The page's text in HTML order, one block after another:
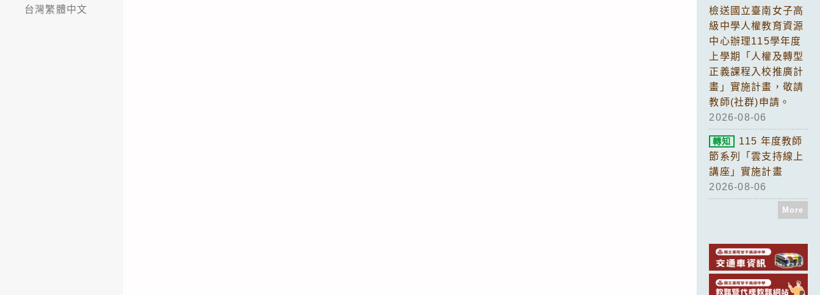
台灣繁體中文
檢送國立臺南女子高
級中學人權教育資源
中心辦理115學年度
上學期「人權及轉型
正義課程入校推廣計
畫」實施計畫，敬請
教師(社群)申請。
2026-08-06
轉知
115 年度教師
節系列「雲支持線上
講座」實施計畫
2026-08-06
More